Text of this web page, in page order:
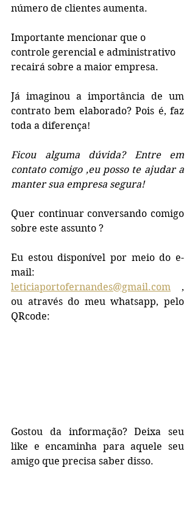
número de clientes aumenta.
Importante mencionar que o
controle gerencial e administrativo
recairá sobre a maior empresa.
Já imaginou a importância de um
contrato bem elaborado? Pois é, faz
toda a diferença!
Ficou alguma dúvida? Entre em
contato comigo ,eu posso te ajudar a
manter sua empresa segura!
Quer continuar conversando comigo
sobre este assunto ?
Eu estou disponível por meio do e-
leticiaportofernandes@gmail.com ,
ou através do meu whatsapp, pelo
QRcode:
Gostou da informação? Deixa seu
like e encaminha para aquele seu
amigo que precisa saber disso.